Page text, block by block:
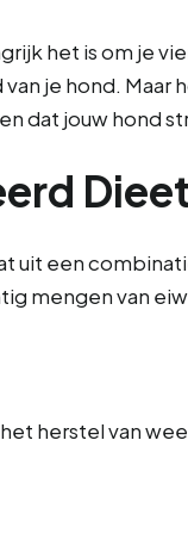
het is om je
je hond. Maar
dat jouw hond
uit een
mengen van
herstel van